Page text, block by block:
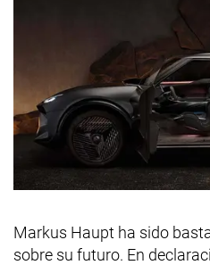
Markus Haupt ha sido
sobre su futuro. En